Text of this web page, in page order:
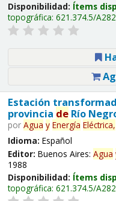
Disponibilidad: Ítems
topográfica: 621.374.5/
Estación
provincia deRío
por Agua y Energía Eléctrica,
Idioma: Español
Editor: Buenos Aires: Agua
1988
Disponibilidad: Ítems
topográfica: 621.374.5/